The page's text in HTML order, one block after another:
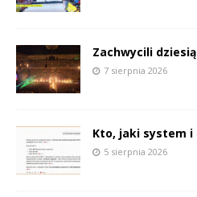
Zachwycili
7 sierpnia 2026
Kto, jaki system i
5 sierpnia 2026